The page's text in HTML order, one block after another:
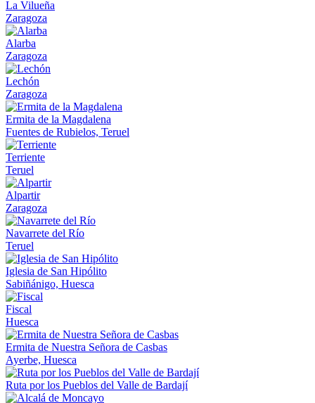
La Vilueña
Zaragoza
Alarba
Zaragoza
Lechón
Zaragoza
Ermita de la Magdalena
Fuentes de Rubielos, Teruel
Terriente
Teruel
Alpartir
Zaragoza
Navarrete del Río
Teruel
Iglesia de San Hipólito
Sabiñánigo, Huesca
Fiscal
Huesca
Ermita de Nuestra Señora de Casbas
Ayerbe, Huesca
Ruta por los Pueblos del Valle de Bardají